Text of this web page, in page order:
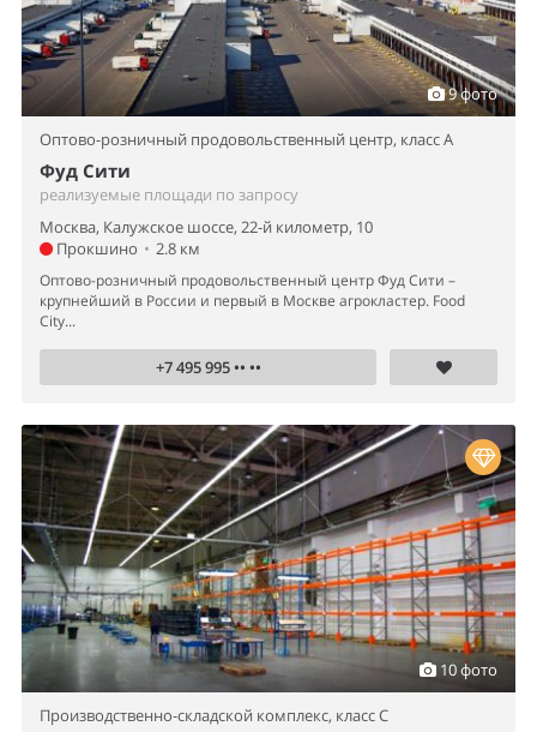
9 фото
Оптово-розничный продовольственный центр, класс A
Фуд Сити
реализуемые площади по запросу
Москва, Калужское шоссе, 22-й километр, 10
Прокшино • 2.8 км
Оптово-розничный продовольственный центр Фуд Сити –
крупнейший в России и первый в Москве агрокластер. Food
City...
+7 495 995 •• ••
10 фото
Производственно-складской комплекс, класс C